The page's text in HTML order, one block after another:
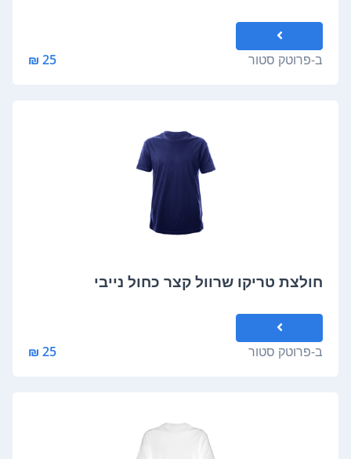
ב-פרוטק סטור 25 ₪
חולצת טריקו שרוול קצר כחול נייבי
ב-פרוטק סטור 25 ₪